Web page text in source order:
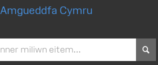
Amgueddfa Cymru